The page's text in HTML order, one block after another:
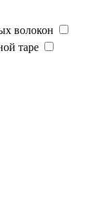
волокон
таре